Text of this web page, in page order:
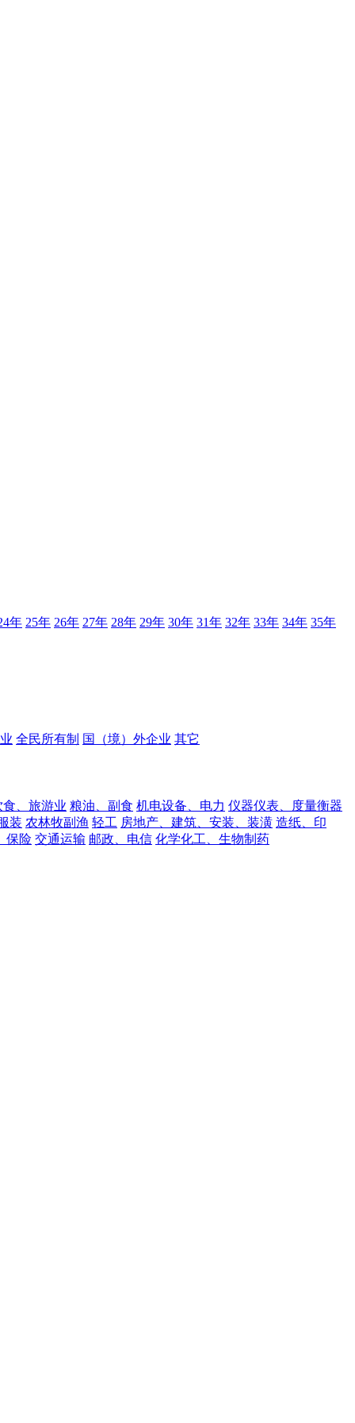
年 25年 26年 27年 28年 29年 30年 31年 32年 33年 34年 35年
全民所有制 国（境）外企业 其它
食、旅游业 粮油、副食 机电设备、电力 仪器仪表、度量衡器
装 农林牧副渔 轻工 房地产、建筑、安装、装潢 造纸、印
保险 交通运输 邮政、电信 化学化工、生物制药